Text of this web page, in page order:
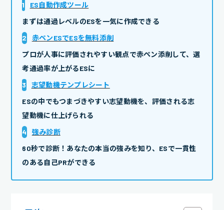
1
ES自動作成ツール
まずは通過レベルのESを一気に作成できる
2
赤ペンESでESを無料添削
プロが人事に評価されやすい観点で赤ペン添削して、選
考通過率が上がるESに
3
志望動機テンプレシート
ESの中でもつまづきやすい志望動機を、評価される志
望動機に仕上げられる
4
強み診断
60秒で診断！あなたの本当の強みを知り、ESで一貫性
のある自己PRができる